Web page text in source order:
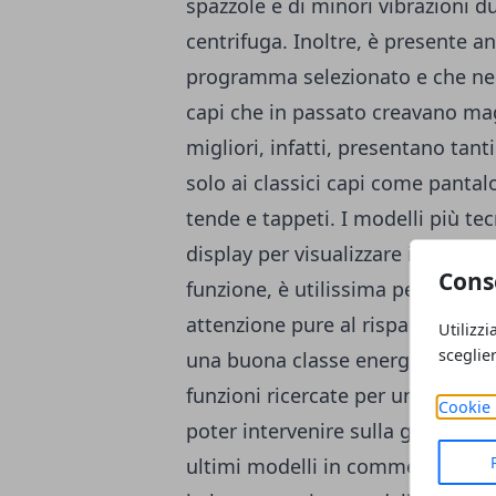
Cookie
spazzole e di minori vibrazioni
centrifuga. Inoltre, è presente
programma selezionato e che
capi che in passato creavano
migliori, infatti, presentano
solo ai classici capi come
tende e tappeti. I modelli più
display per visualizzare il
funzione, è utilissima per
attenzione pure al risparmio di
una buona classe energetica
funzioni ricercate per un
poter intervenire sulla gestione
ultimi modelli in commercio,